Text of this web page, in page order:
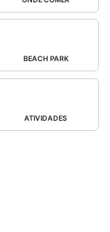
BEACH PARK
ATIVIDADES